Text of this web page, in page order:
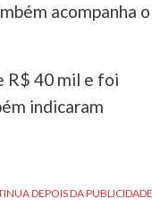
acompanha o
R$ 40 mil e foi
indicaram